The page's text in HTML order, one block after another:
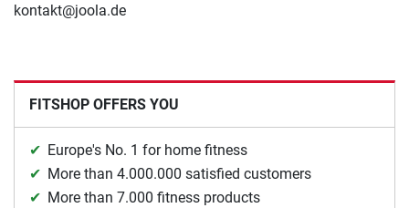
kontakt@joola.de
FITSHOP OFFERS YOU
Europe's No. 1 for home fitness
More than 4.000.000 satisfied customers
More than 7.000 fitness products